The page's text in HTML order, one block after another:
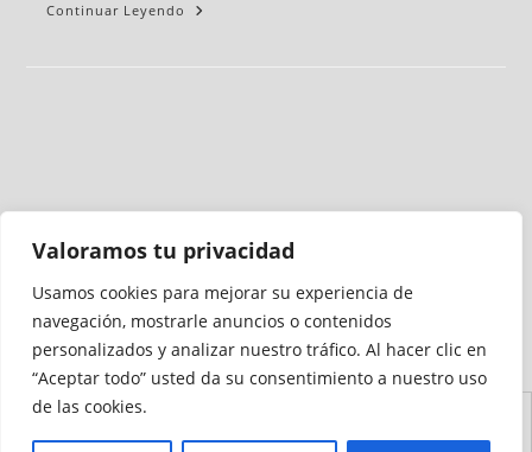
Valoramos tu privacidad
Usamos cookies para mejorar su experiencia de
navegación, mostrarle anuncios o contenidos
personalizados y analizar nuestro tráfico. Al hacer clic en
“Aceptar todo” usted da su consentimiento a nuestro uso
de las cookies.
Continuar Leyendo
Medio auditado por